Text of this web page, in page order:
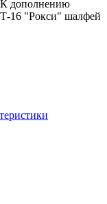
К дополнению
16 "Рокси" шалфей